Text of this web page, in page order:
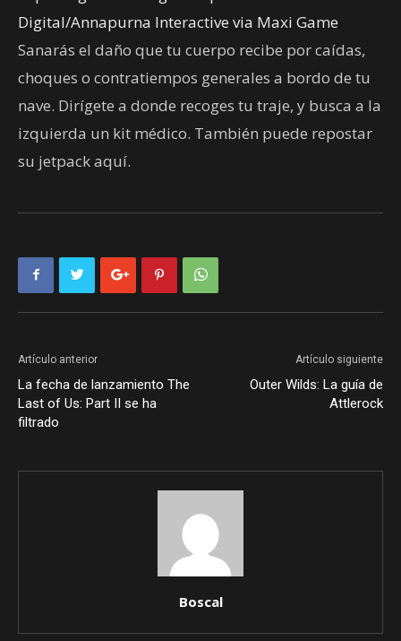
Digital/Annapurna Interactive via Maxi Game
Sanarás el daño que tu cuerpo recibe por caídas,
choques o contratiempos generales a bordo de tu
nave. Dirígete a donde recoges tu traje, y busca a la
izquierda un kit médico. También puede repostar
su jetpack aquí.
Artículo anterior
La fecha de lanzamiento The
Last of Us: Part II se ha
filtrado
Artículo siguiente
Outer Wilds: La guía de
Attlerock
Boscal